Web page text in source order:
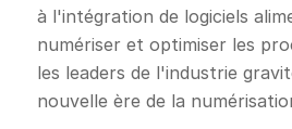
à l'intégration de logiciels
numériser et optimiser les
les leaders de l'industrie
nouvelle ère de la